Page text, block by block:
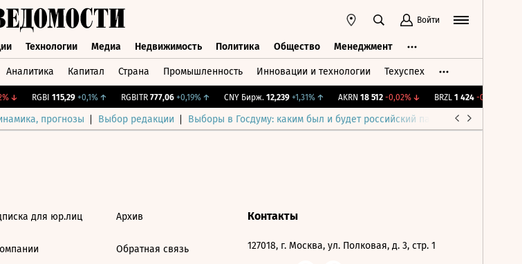
Войти
Технологии Медиа Недвижимость Политика Общество Менеджмент
Аналитика Капитал Страна Промышленность Инновации и технологии Техуспех
↓ RGBI 115,29 +0,1%↑ RGBITR 777,06 +0,19%↑ CNY Бирж. 12,239 +1,31%↑ AKRN 18 512 -0,02%↓ BRZL 1 424 -0,56%
прогнозы Выбор редакции Выборы в Госдуму: каким был и будет российский парламент
для юр.лиц Архив
Обратная связь
Контакты
127018, г. Москва, ул. Полковая, д. 3, стр. 1